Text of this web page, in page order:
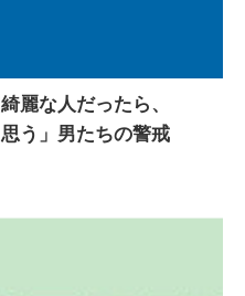
麗な人だったら、
う」男たちの警戒